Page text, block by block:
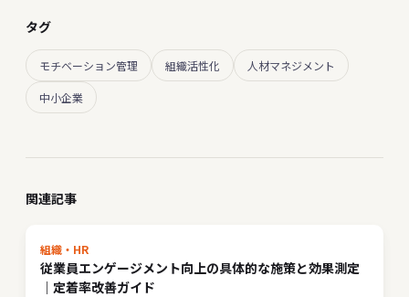
タグ
モチベーション管理 組織活性化 人材マネジメント
中小企業
関連記事
組織・HR
従業員エンゲージメント向上の具体的な施策と効果測定
｜定着率改善ガイド